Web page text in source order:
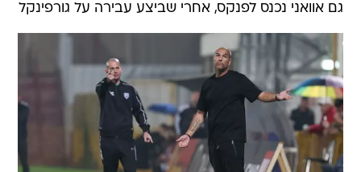
גם אוואני נכנס לפנקס, אחרי שביצע עבירה על גורפינקל